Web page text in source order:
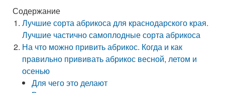
Содержание
Лучшие сорта абрикоса для краснодарского края.
Лучшие частично самоплодные сорта абрикоса
На что можно привить абрикос. Когда и как
правильно прививать абрикос весной, летом и
осенью
Для чего это делают